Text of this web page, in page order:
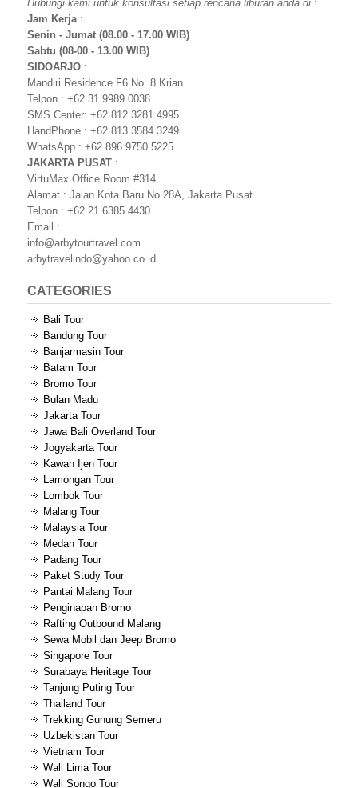
Hubungi kami untuk konsultasi setiap rencana liburan anda di :
Jam Kerja:
Senin - Jumat (08.00 - 17.00 WIB)
Sabtu (08-00 - 13.00 WIB)
SIDOARJO :
Mandiri Residence F6 No. 8 Krian
Telpon : +62 31 9989 0038
SMS Center: +62 812 3281 4995
HandPhone : +62 813 3584 3249
WhatsApp : +62 896 9750 5225
JAKARTA PUSAT :
VirtuMax Office Room #314
Alamat : Jalan Kota Baru No 28A, Jakarta Pusat
Telpon : +62 21 6385 4430
Email :
info@arbytourtravel.com
arbytravelindo@yahoo.co.id
CATEGORIES
Bali Tour
Bandung Tour
Banjarmasin Tour
Batam Tour
Bromo Tour
Bulan Madu
Jakarta Tour
Jawa Bali Overland Tour
Jogyakarta Tour
Kawah Ijen Tour
Lamongan Tour
Lombok Tour
Malang Tour
Malaysia Tour
Medan Tour
Padang Tour
Paket Study Tour
Pantai Malang Tour
Penginapan Bromo
Rafting Outbound Malang
Sewa Mobil dan Jeep Bromo
Singapore Tour
Surabaya Heritage Tour
Tanjung Puting Tour
Thailand Tour
Trekking Gunung Semeru
Uzbekistan Tour
Vietnam Tour
Wali Lima Tour
Wali Songo Tour